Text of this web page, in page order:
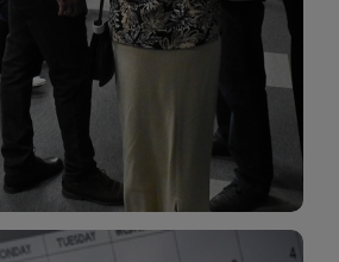
Wystawy
prezentujące zarówno
twórców, jak i zbiory tematyczne.